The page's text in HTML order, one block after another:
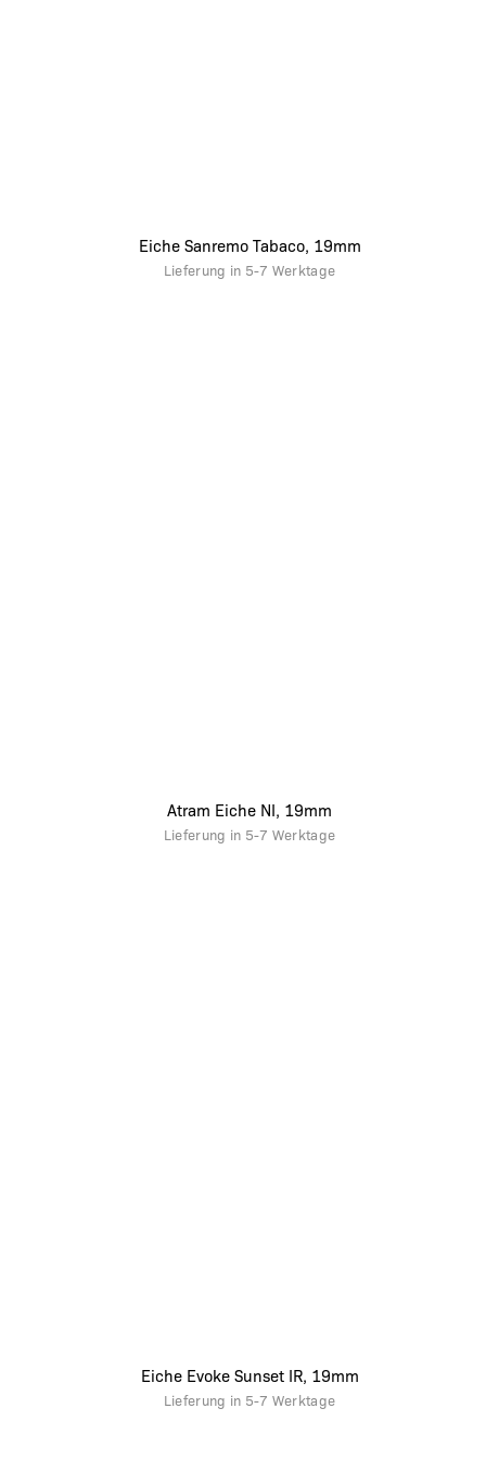
Eiche Sanremo Tabaco, 19mm
Lieferung in 5-7 Werktage
Atram Eiche NI, 19mm
Lieferung in 5-7 Werktage
Eiche Evoke Sunset IR, 19mm
Lieferung in 5-7 Werktage